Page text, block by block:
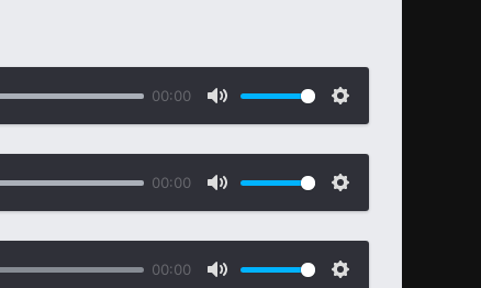
00:00
00:00
00:00